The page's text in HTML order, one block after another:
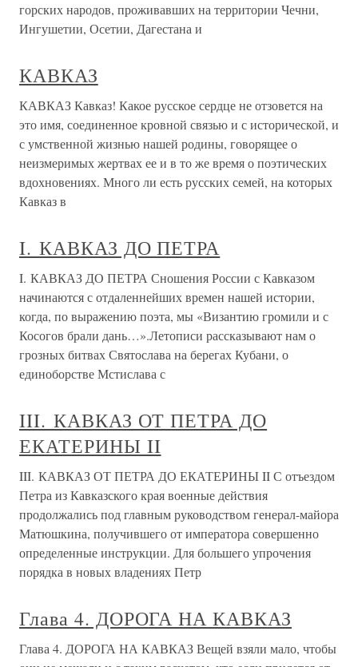
горских народов, проживавших на территории Чечни,
Ингушетии, Осетии, Дагестана и
КАВКАЗ
КАВКАЗ Кавказ! Какое русское сердце не отзовется на
это имя, соединенное кровной связью и с исторической, и
с умственной жизнью нашей родины, говорящее о
неизмеримых жертвах ее и в то же время о поэтических
вдохновениях. Много ли есть русских семей, на которых
Кавказ в
I. КАВКАЗ ДО ПЕТРА
I. КАВКАЗ ДО ПЕТРА Сношения России с Кавказом
начинаются с отдаленнейших времен нашей истории,
когда, по выражению поэта, мы «Византию громили и с
Косогов брали дань…».Летописи рассказывают нам о
грозных битвах Святослава на берегах Кубани, о
единоборстве Мстислава с
III. КАВКАЗ ОТ ПЕТРА ДО
ЕКАТЕРИНЫ II
III. КАВКАЗ ОТ ПЕТРА ДО ЕКАТЕРИНЫ II С отъездом
Петра из Кавказского края военные действия
продолжались под главным руководством генерал-майора
Матюшкина, получившего от императора совершенно
определенные инструкции. Для большего упрочения
порядка в новых владениях Петр
Глава 4. ДОРОГА НА КАВКАЗ
Глава 4. ДОРОГА НА КАВКАЗ Вещей взяли мало, чтобы